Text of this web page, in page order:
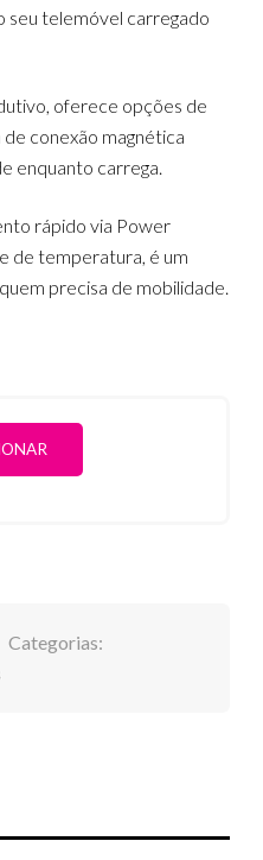
seu telemóvel carregado
oferece opções de
conexão magnética
enquanto carrega.
rápido via Power
de temperatura, é um
precisa de mobilidade.
Categorias: